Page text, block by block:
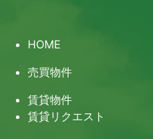
HOME
売買物件
賃貸物件
賃貸リクエスト